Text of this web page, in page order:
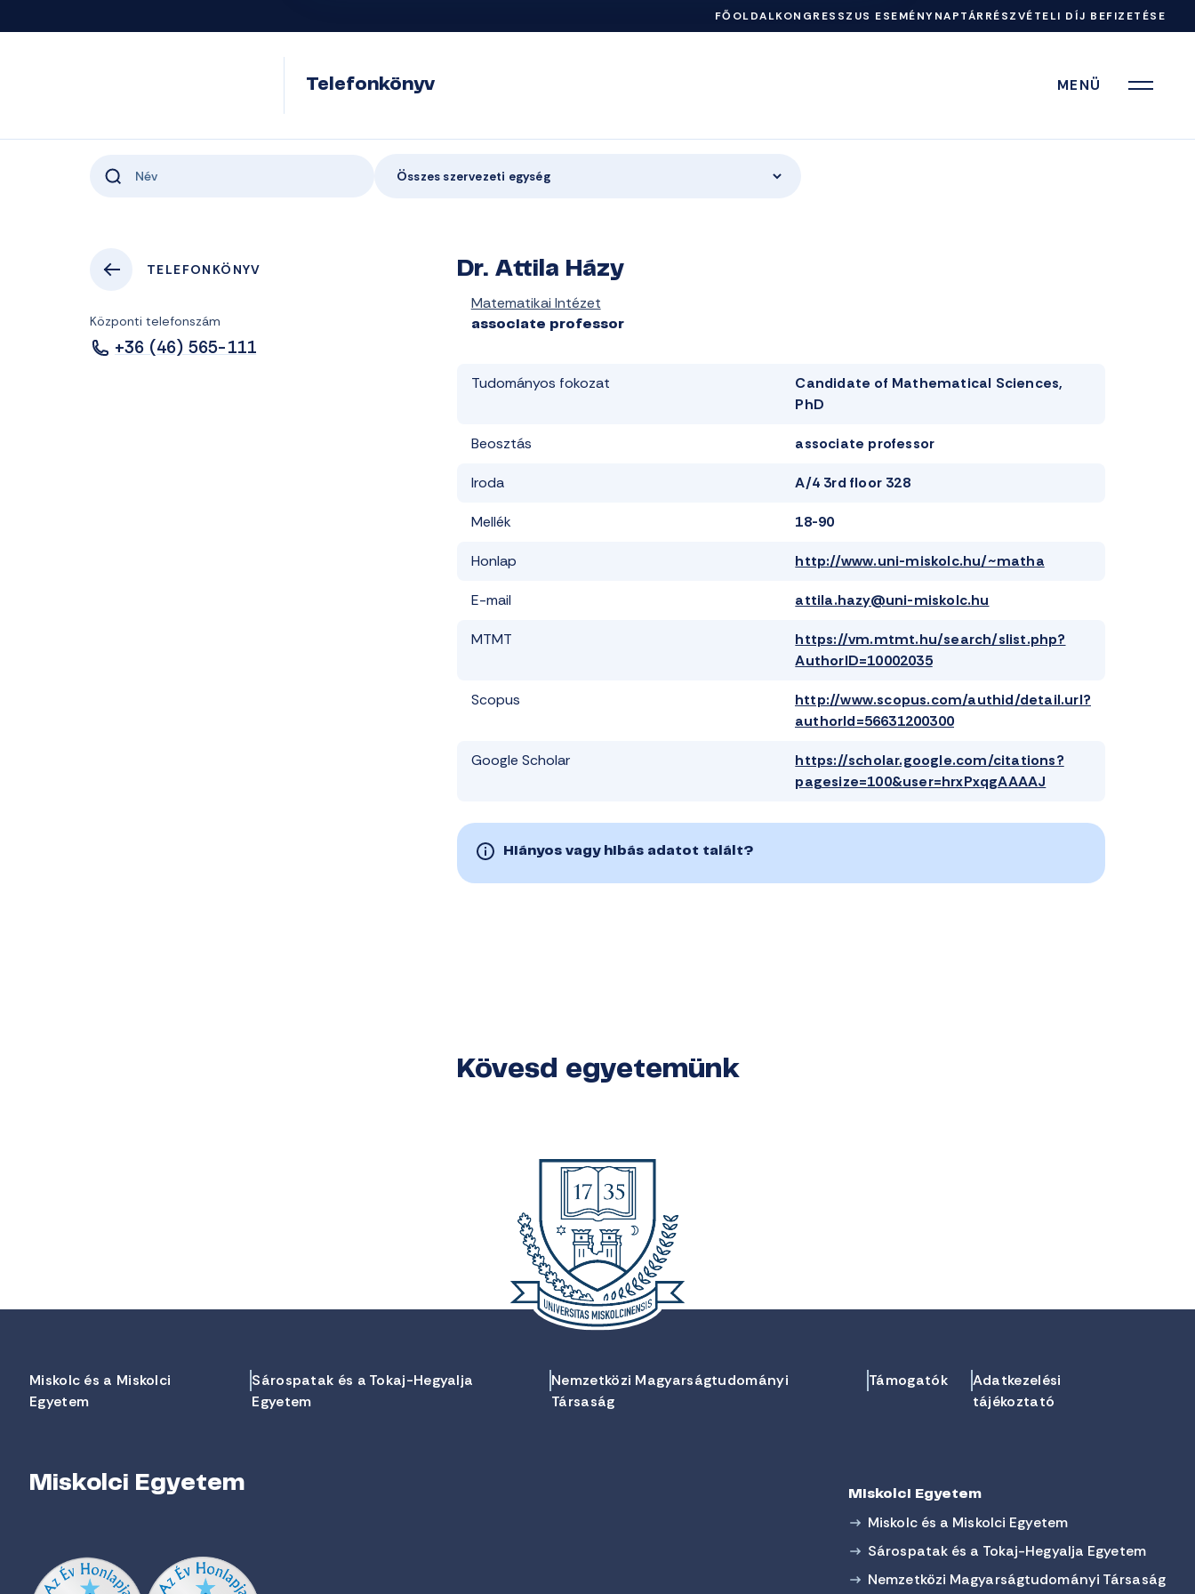
FŐOLDALKONGRESSZUS ESEMÉNYNAPTÁRRÉSZVÉTELI DÍJ BEFIZETÉSE
Telefonkönyv MENÜ
Összes szervezeti egység
TELEFONKÖNYV
Központi telefonszám
+36 (46) 565-111
Dr. Attila Házy
Matematikai Intézet
associate professor
Tudományos fokozat
Candidate of Mathematical Sciences,
PhD
Beosztás associate professor
Iroda A/4 3rd floor 328
Mellék 18-90
Honlap http://www.uni-miskolc.hu/~matha
E-mail attila.hazy@uni-miskolc.hu
MTMT
https://vm.mtmt.hu/search/slist.php?
AuthorID=10002035
Scopus
http://www.scopus.com/authid/detail.url?
authorId=56631200300
Google Scholar
https://scholar.google.com/citations?
pagesize=100&user=hrxPxqgAAAAJ
Hiányos vagy hibás adatot talált?
Kövesd egyetemünk
Miskolc és a Miskolci
Egyetem
Sárospatak és a Tokaj-Hegyalja
Egyetem
Nemzetközi Magyarságtudományi
Társaság
Támogatók
Adatkezelési
tájékoztató
Miskolci Egyetem Miskolci Egyetem
Miskolc és a Miskolci Egyetem
Sárospatak és a Tokaj-Hegyalja Egyetem
Nemzetközi Magyarságtudományi Társaság